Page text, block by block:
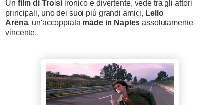
Un film di Troisi ironico e divertente, vede tra gli attori
principali, uno dei suoi più grandi amici, Lello
Arena, un'accoppiata made in Naples assolutamente
vincente.